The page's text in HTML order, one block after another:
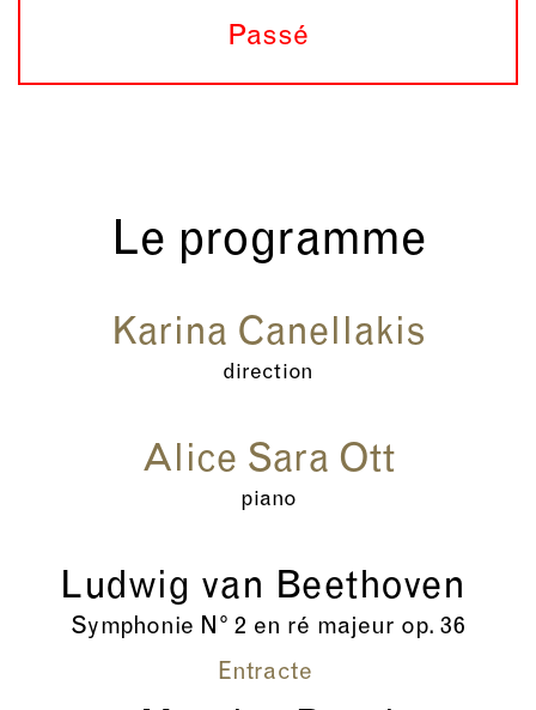
Passé
Le programme
Karina Canellakis
direction
Alice Sara Ott
piano
Ludwig van Beethoven
Symphonie N° 2 en ré majeur op. 36
Entracte